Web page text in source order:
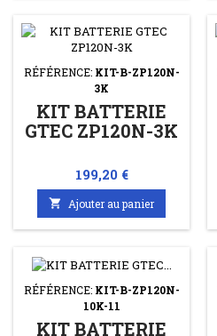
RÉFÉRENCE: KIT-B-ZP120N-
3K
KIT BATTERIE
GTEC ZP120N-3K
Prix
199,20 €
 Ajouter au panier
RÉFÉRENCE: KIT-B-ZP120N-
10K-11
KIT BATTERIE